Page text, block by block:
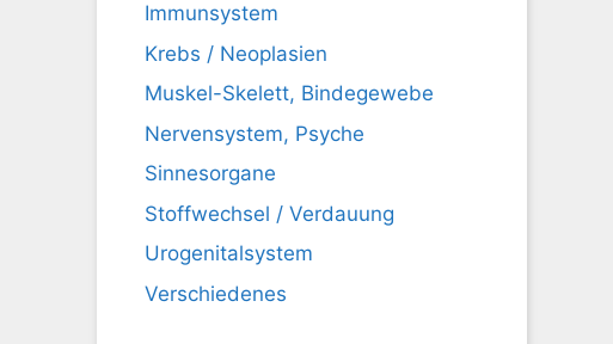
Immunsystem
Krebs / Neoplasien
Muskel-Skelett, Bindegewebe
Nervensystem, Psyche
Sinnesorgane
Stoffwechsel / Verdauung
Urogenitalsystem
Verschiedenes